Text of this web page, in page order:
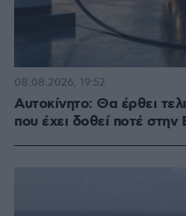
Αυτοκίνητο: Θα έρθει
που έχει δοθεί ποτέ στην
08.08.2026, 19:52